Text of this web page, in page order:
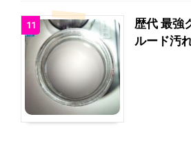
11
歴代 最強
ルード汚